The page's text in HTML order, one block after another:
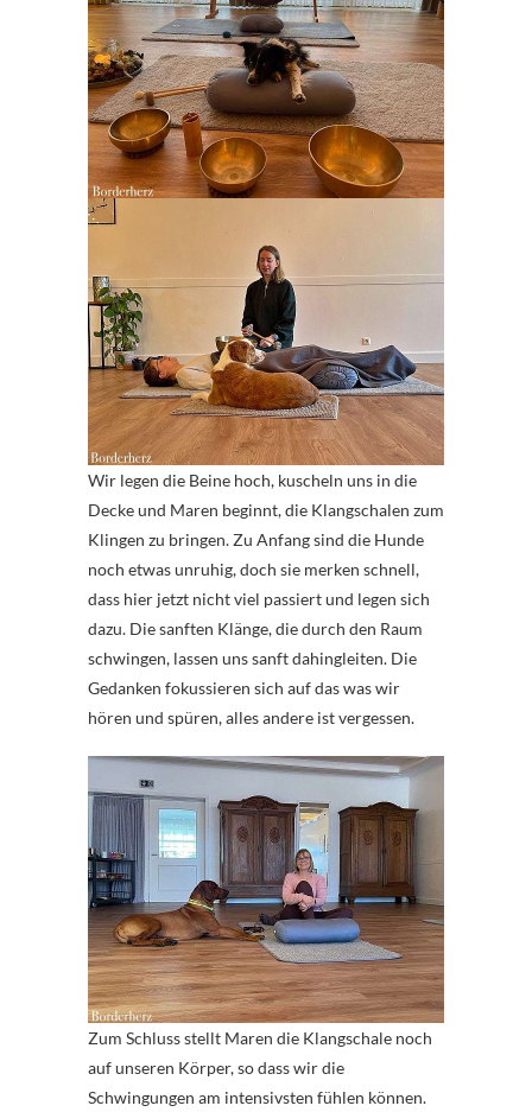
Wir legen die Beine hoch, kuscheln uns in die
Decke und Maren beginnt, die Klangschalen zum
Klingen zu bringen. Zu Anfang sind die Hunde
noch etwas unruhig, doch sie merken schnell,
dass hier jetzt nicht viel passiert und legen sich
dazu. Die sanften Klänge, die durch den Raum
schwingen, lassen uns sanft dahingleiten. Die
Gedanken fokussieren sich auf das was wir
hören und spüren, alles andere ist vergessen.
Zum Schluss stellt Maren die Klangschale noch
auf unseren Körper, so dass wir die
Schwingungen am intensivsten fühlen können.